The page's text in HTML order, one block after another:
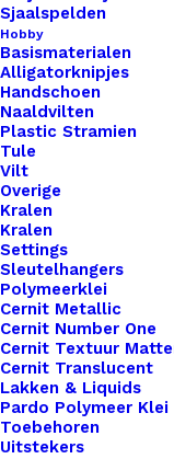
Sjaalspelden
Hobby
Basismaterialen
Alligatorknipjes
Handschoen
Naaldvilten
Plastic Stramien
Tule
Vilt
Overige
Kralen
Kralen
Settings
Sleutelhangers
Polymeerklei
Cernit Metallic
Cernit Number One
Cernit Textuur
Cernit Translucent
Lakken & Liquids
Pardo Polymeer Klei
Toebehoren
Uitstekers
Zilver
aantal
Binnen 1-3
Veilig betalen
Unieke en
Nog meer